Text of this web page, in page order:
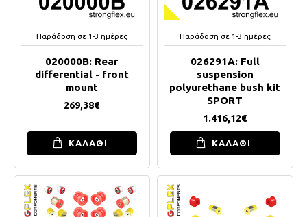
Παράδοση σε 1-3 ημέρες
020000B: Rear
differential - front
mount
269,38€
ΚΑΛΑΘΙ
Παράδοση σε 1-3 ημέρες
026291A: Full
suspension
polyurethane bush kit
SPORT
1.416,12€
ΚΑΛΑΘΙ